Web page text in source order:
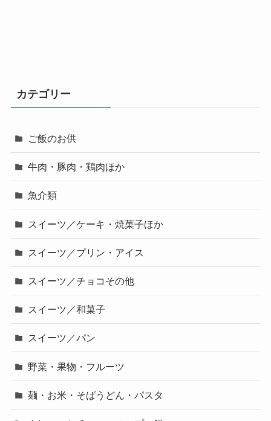
カテゴリー
ご飯のお供
牛肉・豚肉・鶏肉ほか
魚介類
スイーツ／ケーキ・焼菓子ほか
スイーツ／プリン・アイス
スイーツ／チョコその他
スイーツ／和菓子
スイーツ／パン
野菜・果物・フルーツ
麺・お米・そばうどん・パスタ